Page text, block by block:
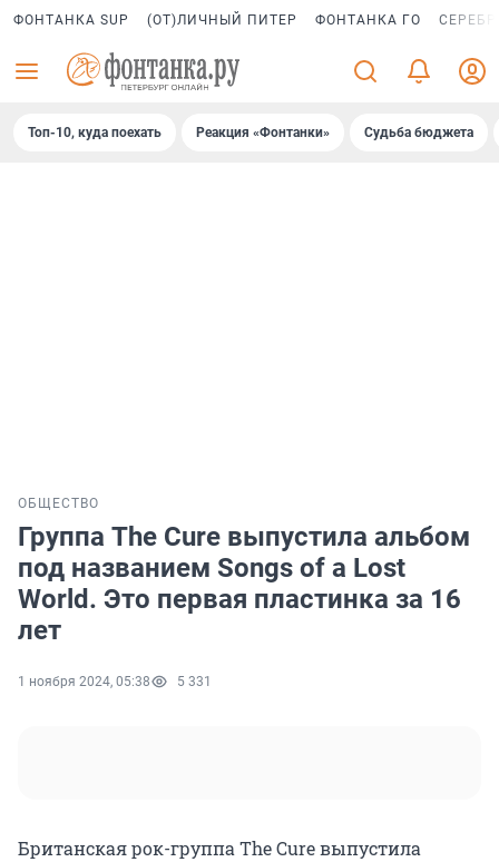
ФОНТАНКА SUP (ОТ)ЛИЧНЫЙ ПИТЕР ФОНТАНКА ГО
Топ-10, куда поехать Реакция «Фонтанки» Судьба бюджета
ОБЩЕСТВО
Группа The Cure выпустила альбом
под названием Songs of a Lost
World. Это первая пластинка за 16
лет
1 ноября 2024, 05:38 5 331
Британская рок-группа The Cure выпустила